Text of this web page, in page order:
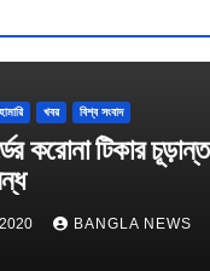
খবর বিশ্ব সংবাদ
করোনা টিকার চূড়ান্ত
BANGLA NEWS